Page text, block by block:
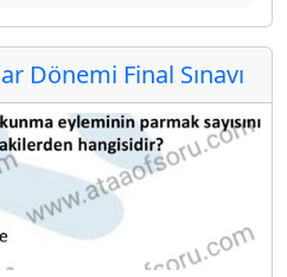
Dönemi Final Sınavı